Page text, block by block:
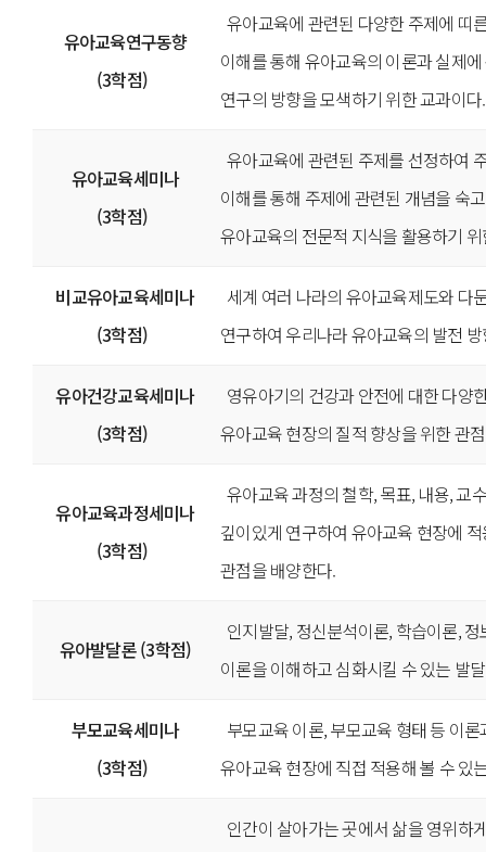
유아교육연구동향
(3학점)
유아교육에 관련된 다양한 주제에 띠
이해를 통해 유아교육의 이론과 실제
연구의 방향을 모색하기 위한 교과이다.
유아교육세미나
(3학점)
유아교육에 관련된 주제를 선정하여
이해를 통해 주제에 관련된 개념을 숙
유아교육의 전문적 지식을 활용하기
비교유아교육세미나
(3학점)
세계 여러 나라의 유아교육제도와 다
연구하여 우리나라 유아교육의 발전
유아건강교육세미나
(3학점)
영유아기의 건강과 안전에 대한 다양
유아교육 현장의 질적 향상을 위한 관
유아교육과정세미나
(3학점)
유아교육 과정의 철학, 목표, 내용, 교
깊이있게 연구하여 유아교육 현장에
관점을 배양한다.
유아발달론 (3학점)
인지발달, 정신분석이론, 학습이론,
이론을 이해하고 심화시킬 수 있는 발
부모교육세미나
(3학점)
부모교육 이론, 부모교육 형태 등 이
유아교육 현장에 직접 적용해 볼 수 있
인간이 살아가는 곳에서 삶을 영위하